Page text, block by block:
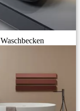
Waschbecken